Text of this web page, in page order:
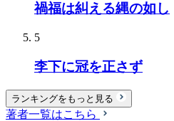
禍福は糾える縄の如し
5
李下に冠を正さず
ランキングをもっと見る
著者一覧はこちら